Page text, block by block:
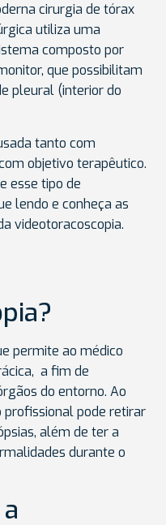
cirurgia de tórax
utiliza uma
composto por
que possibilitam
pleural (interior do
tanto com
objetivo terapêutico.
esse tipo de
lendo e conheça as
videotoracoscopia.
permite ao médico
a fim de
do entorno. Ao
profissional pode retirar
além de ter a
durante o